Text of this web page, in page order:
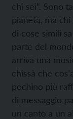
chi sei”. Sono
pianeta, ma
di cose simili
parte del
arriva una
chissà che
pochino più
di messaggio
un canto a un